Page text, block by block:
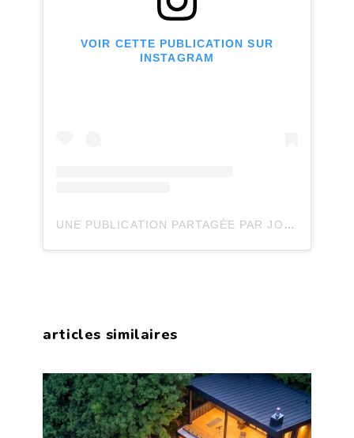
VOIR CETTE PUBLICATION SUR
INSTAGRAM
UNE PUBLICATION PARTAGÉE PAR JOLI JOLI DESIGN (@JOLIJOLIDESIGN)
articles similaires